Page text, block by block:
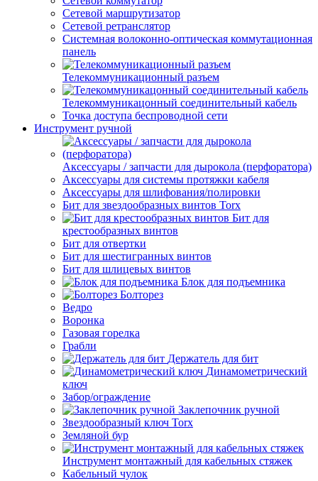
Сетевой маршрутизатор
Сетевой ретранслятор
Системная волоконно-оптическая коммутационная
панель
Телекоммуникационный разъем
Телекоммуникацонный соединительный кабель
Точка доступа беспроводной сети
Инструмент ручной
Аксессуары / запчасти для дырокола (перфоратора)
Аксессуары для системы протяжки кабеля
Аксессуары для шлифования/полировки
Бит для звездообразных винтов Torx
Бит для
крестообразных винтов
Бит для отвертки
Бит для шестигранных винтов
Бит для шлицевых винтов
Блок для подъемника
Болторез
Ведро
Воронка
Газовая горелка
Грабли
Держатель для бит
Динамометрический
ключ
Забор/ограждение
Заклепочник ручной
Звездообразный ключ Torx
Земляной бур
Инструмент монтажный для кабельных стяжек
Кабельный чулок